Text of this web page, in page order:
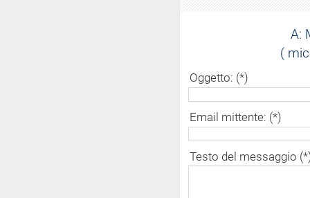
A:
(
Oggetto: (*)
Email mittente: (*)
Testo del messaggio